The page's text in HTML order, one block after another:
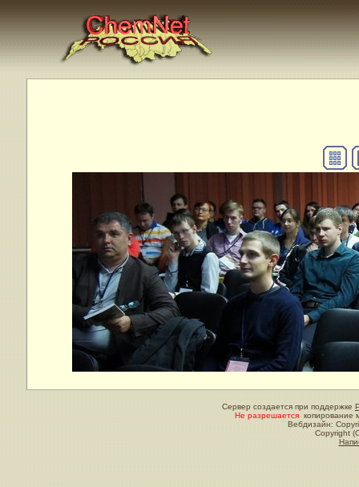
Сервер создается при поддержке
Не разрешается копирование
Вебдизайн:
Copyright